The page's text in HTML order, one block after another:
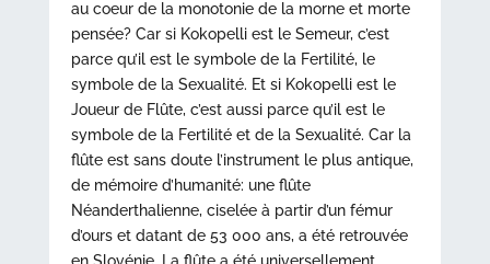
au coeur de la monotonie de la morne et morte
pensée? Car si Kokopelli est le Semeur, c’est
parce qu’il est le symbole de la Fertilité, le
symbole de la Sexualité. Et si Kokopelli est le
Joueur de Flûte, c’est aussi parce qu’il est le
symbole de la Fertilité et de la Sexualité. Car la
flûte est sans doute l’instrument le plus antique,
de mémoire d’humanité: une flûte
Néanderthalienne, ciselée à partir d’un fémur
d’ours et datant de 53 000 ans, a été retrouvée